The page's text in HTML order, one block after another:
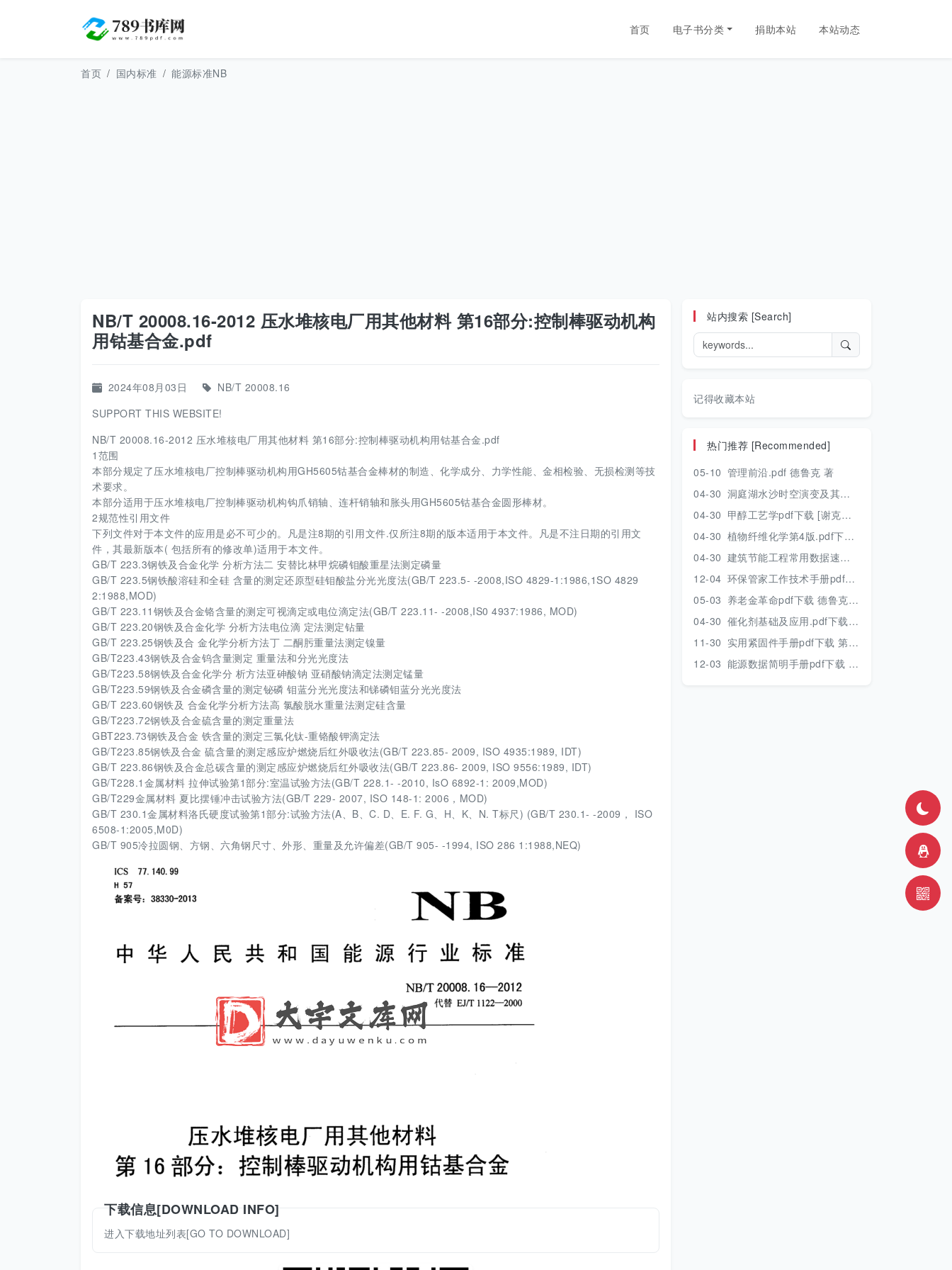
首页 电子书分类 捐助本站 本站动态
首页 国内标准 能源标准NB
NB/T 20008.16-2012 压水堆核电厂用其他材料 第16部分:控制棒驱动机构
用钴基合金.pdf
2024年08月03日
NB/T 20008.16
SUPPORT THIS WEBSITE!
NB/T 20008.16-2012 压水堆核电厂用其他材料 第16部分:控制棒驱动机构用钴基合金.pdf
1范围
本部分规定了压水堆核电厂控制棒驱动机构用GH5605钴基合金棒材的制造、化学成分、力学性能、金相检验、无损检测等技
术要求。
本部分适用于压水堆核电厂控制棒驱动机构钩爪销轴、连杆销轴和胀头用GH5605钴基合金圆形棒材。
2规范性引用文件
下列文件对于本文件的应用是必不可少的。凡是注8期的引用文件.仅所注8期的版本适用于本文件。凡是不注日期的引用文
件，其最新版本( 包括所有的修改单)适用于本文件。
GB/T 223.3钢铁及合金化学 分析方法二 安替比林甲烷磷钼酸重星法测定磷量
GB/T 223.5钢铁酸溶硅和全硅 含量的测定还原型硅钼酸盐分光光度法(GB/T 223.5- -2008,ISO 4829-1:1986,1SO 4829
2:1988,MOD)
GB/T 223.11钢铁及合金铬含量的测定可视滴定或电位滴定法(GB/T 223.11- -2008,IS0 4937:1986, MOD)
GB/T 223.20钢铁及合金化学 分析方法电位滴 定法测定钻量
GB/T 223.25钢铁及合 金化学分析方法丁 二酮肟重量法测定镍量
GB/T223.43钢铁及合金钨含量测定 重量法和分光光度法
GB/T223.58钢铁及合金化学分 析方法亚砷酸钠 亚硝酸钠滴定法测定锰量
GB/T223.59钢铁及合金磷含量的测定铋磷 钼蓝分光光度法和锑磷钼蓝分光光度法
GB/T 223.60钢铁及 合金化学分析方法高 氯酸脱水重量法测定硅含量
GB/T223.72钢铁及合金硫含量的测定重量法
GBT223.73钢铁及合金 铁含量的测定三氯化钛-重铬酸钾滴定法
GB/T223.85钢铁及合金 硫含量的测定感应炉燃烧后红外吸收法(GB/T 223.85- 2009, ISO 4935:1989, IDT)
GB/T 223.86钢铁及合金总碳含量的测定感应炉燃烧后红外吸收法(GB/T 223.86- 2009, ISO 9556:1989, IDT)
GB/T228.1金属材料 拉伸试验第1部分:室温试验方法(GB/T 228.1- -2010, IsO 6892-1: 2009,MOD)
GB/T229金属材料 夏比摆锤冲击试验方法(GB/T 229- 2007, ISO 148-1: 2006，MOD)
GB/T 230.1金属材料洛氏硬度试验第1部分:试验方法(A、B、C. D、E. F. G、H、K、N. T标尺) (GB/T 230.1- -2009， ISO
6508-1:2005,M0D)
GB/T 905冷拉圆钢、方钢、六角钢尺寸、外形、重量及允许偏差(GB/T 905- -1994, ISO 286 1:1988,NEQ)
下载信息[DOWNLOAD INFO]
进入下载地址列表[GO TO DOWNLOAD]
站内搜索 [Search]
记得收藏本站
热门推荐 [Recommended]
05-10 管理前沿.pdf 德鲁克 著
04-30 洞庭湖水沙时空演变及其对水资源安全的影响研究.pdf 胡光伟 著 2017年版
04-30 甲醇工艺学pdf下载 [谢克昌 房鼎业主编] 2010年版
04-30 植物纤维化学第4版.pdf下载 [裴继诚主编] 2012年版
04-30 建筑节能工程常用数据速查手册.pdf下载 [陈慢勤著] 2010年版
12-04 环保管家工作技术手册pdf下载 2019年版
05-03 养老金革命pdf下载 德鲁克 著
04-30 催化剂基础及应用.pdf下载 [季生福 张谦温 赵彬侠编] 2011年版
11-30 实用紧固件手册pdf下载 第三版 2018年版
12-03 能源数据简明手册pdf下载 2017版